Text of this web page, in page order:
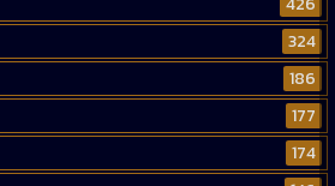
324
186
177
174